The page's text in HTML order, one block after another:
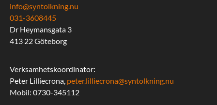
info@syntolkning.nu
031-3608445
Dr Heymansgata 3
413 22 Göteborg
Verksamhetskoordinator:
Peter Lilliecrona, peter.lilliecrona@syntolkning.nu
Mobil: 0730-345112